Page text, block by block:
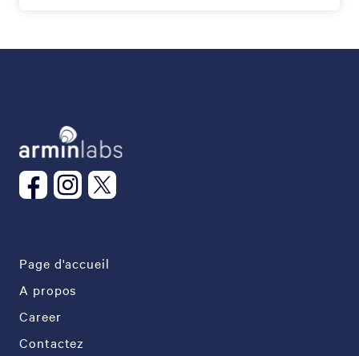
Page d'accueil
A propos
Career
Contactez